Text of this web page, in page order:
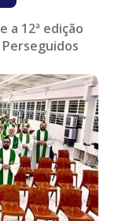
a 12ª edição